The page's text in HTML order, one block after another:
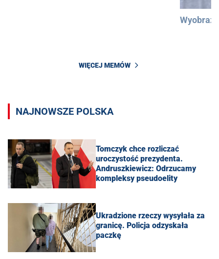
WIĘCEJ MEMÓW
NAJNOWSZE POLSKA
Tomczyk chce rozliczać
uroczystość prezydenta.
Andruszkiewicz: Odrzucamy
kompleksy pseudoelity
Ukradzione rzeczy wysyłała za
granicę. Policja odzyskała
paczkę